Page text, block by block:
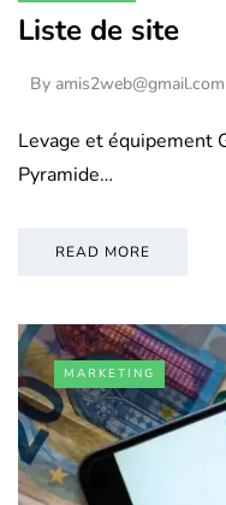
Liste de site
By amis2web@gmail.com
Levage et équipement
Pyramide…
READ MORE
MARKETING